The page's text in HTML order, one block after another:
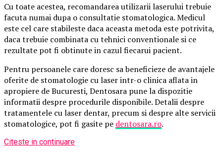
Cu toate acestea, recomandarea utilizarii laserului trebuie
facuta numai dupa o consultatie stomatologica. Medicul
este cel care stabileste daca aceasta metoda este potrivita,
daca trebuie combinata cu tehnici conventionale si ce
rezultate pot fi obtinute in cazul fiecarui pacient.
Pentru persoanele care doresc sa beneficieze de avantajele
oferite de stomatologie cu laser intr-o clinica aflata in
apropiere de Bucuresti, Dentosara pune la dispozitie
informatii despre procedurile disponibile. Detalii despre
tratamentele cu laser dentar, precum si despre alte servicii
stomatologice, pot fi gasite pe dentosara.ro.
Citeste in continuare